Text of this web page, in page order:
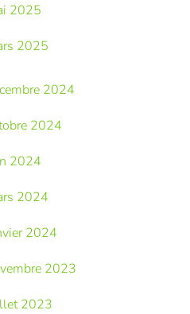
2025
2025
2024
2024
2024
2024
2024
2023
2023